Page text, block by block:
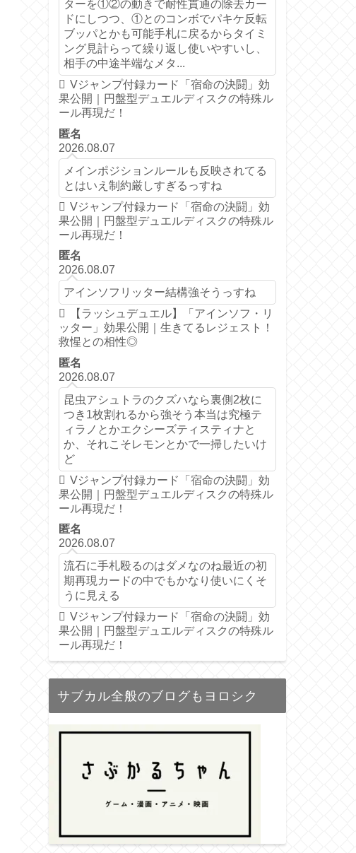
ターを①②の動きで耐性貫通の除去カー
ドにしつつ、①とのコンボでパキケ反転
ブッパとかも可能手札に戻るからタイミ
ング見計らって繰り返し使いやすいし、
相手の中途半端なメタ...
Vジャンプ付録カード「宿命の決闘」効
果公開｜円盤型デュエルディスクの特殊ル
ール再現だ！
匿名
2026.08.07
メインポジションルールも反映されてる
とはいえ制約厳しすぎるっすね
Vジャンプ付録カード「宿命の決闘」効
果公開｜円盤型デュエルディスクの特殊ル
ール再現だ！
匿名
2026.08.07
アインソフリッター結構強そうっすね
【ラッシュデュエル】「アインソフ・リ
ッター」効果公開｜生きてるレジェスト！
救惺との相性◎
匿名
2026.08.07
昆虫アシュトラのクズハなら裏側2枚に
つき1枚割れるから強そう本当は究極テ
ィラノとかエクシーズティスティナと
か、それこそレモンとかで一掃したいけ
ど
Vジャンプ付録カード「宿命の決闘」効
果公開｜円盤型デュエルディスクの特殊ル
ール再現だ！
匿名
2026.08.07
流石に手札殴るのはダメなのね最近の初
期再現カードの中でもかなり使いにくそ
うに見える
Vジャンプ付録カード「宿命の決闘」効
果公開｜円盤型デュエルディスクの特殊ル
ール再現だ！
サブカル全般のブログもヨロシク